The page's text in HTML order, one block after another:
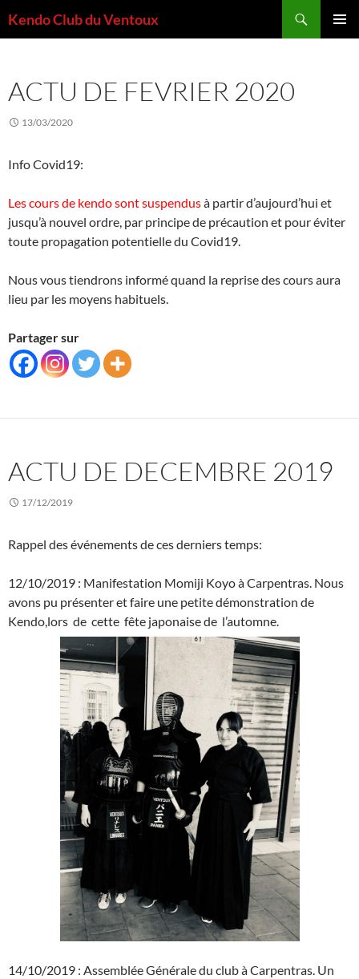
auKendo Club du Ventoux
ACTU DE FEVRIER 2020
13/03/2020
Info Covid19:
Les cours de kendo sont suspendusà partir d’aujourd’hui et
jusqu’à nouvel ordre, par principe de précaution et pour éviter
toute propagation potentielle du Covid19.
Nous vous tiendrons informé quand la reprise des cours aura
lieu par les moyens habituels.
Partager sur
ACTU DE DECEMBRE 2019
17/12/2019
Rappel des événements de ces derniers temps:
12/10/2019 : Manifestation Momiji Koyo à Carpentras. Nous
avons pu présenter et faire une petite démonstration de
Kendo,lors de cette fête japonaise de l’automne.
14/10/2019 : Assemblée Générale du club à Carpentras. Un